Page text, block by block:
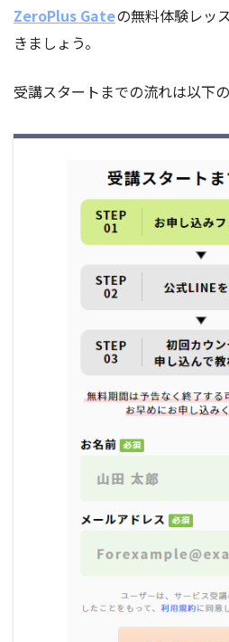
ZeroPlus Gateの無料体験レッ
きましょう。
受講スタートまでの流れは以下の